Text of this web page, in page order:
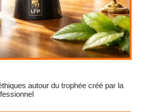
autour du trophée créé par la